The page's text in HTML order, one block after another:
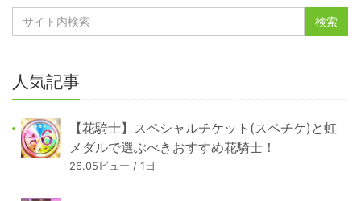
人気記事
【花騎士】スペシャルチケット(スペチケ)と虹
メダルで選ぶべきおすすめ花騎士！
26.05ビュー / 1日